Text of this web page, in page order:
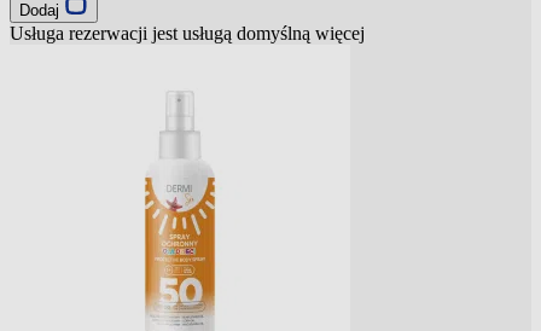
Dodaj
Usługa rezerwacji jest usługą domyślną więcej